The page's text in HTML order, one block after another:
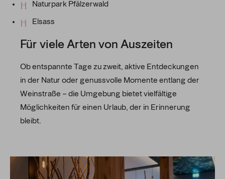
Naturpark Pfälzerwald
Elsass
Für viele Arten von Auszeiten
Ob entspannte Tage zu zweit, aktive Entdeckungen
in der Natur oder genussvolle Momente entlang der
Weinstraße – die Umgebung bietet vielfältige
Möglichkeiten für einen Urlaub, der in Erinnerung
bleibt.